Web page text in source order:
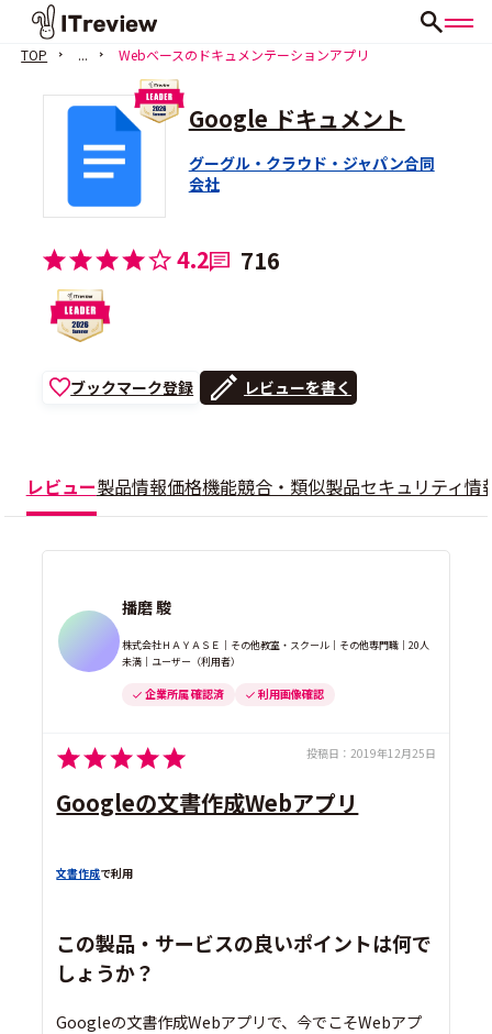
TOP ... Webベースのドキュメンテーションアプリ
Google ドキュメント
グーグル・クラウド・ジャパン合同
会社
4.2 716
ブックマーク登録 レビューを書く
レビュー製品情報価格機能競合・類似製品セキュリティ情
播磨 駿
株式会社ＨＡＹＡＳＥ｜その他教室・スクール｜その他専門職｜20人
未満｜ユーザー（利用者）
企業所属 確認済 利用画像確認
投稿日： 2019年12月25日
Googleの文書作成Webアプリ
文書作成で利用
この製品・サービスの良いポイントは何で
しょうか？
Googleの文書作成Webアプリで、今でこそWebアプ